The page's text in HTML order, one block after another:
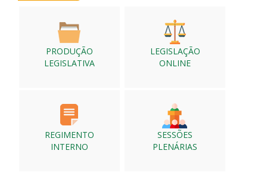
PRODUÇÃO
LEGISLATIVA
LEGISLAÇÃO
ONLINE
REGIMENTO
INTERNO
SESSÕES
PLENÁRIAS